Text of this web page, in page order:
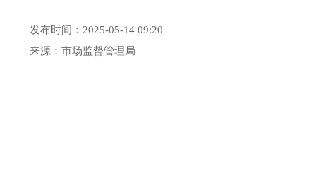
发布时间：2025-05-14 09:20
来源：市场监督管理局